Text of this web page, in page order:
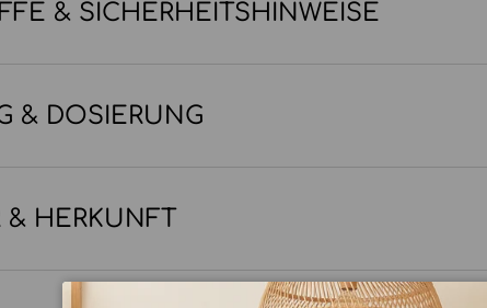
& SICHERHEITSHINWEISE
& DOSIERUNG
& HERKUNFT